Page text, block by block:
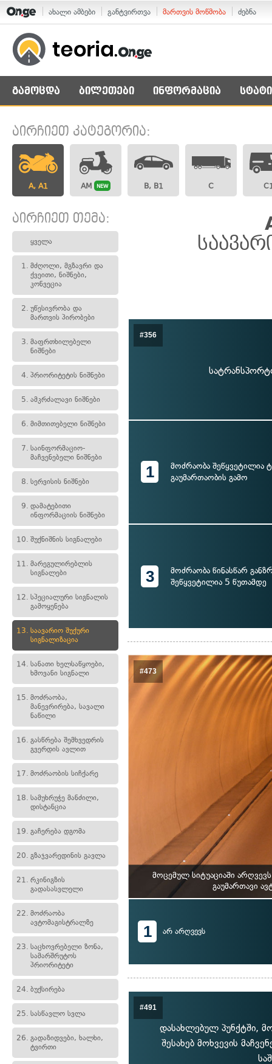
ახალი ამბები განტვირთვა მართვის მოწმობა ძებნა
გამოცდა ბილეთები ინფორმაცია
აირჩიეთ კატეგორია:
A, A1 AM NEW B, B1 C
აირჩიეთ თემა:
ყველა
1. მძღოლი, მგზავრი და
ქვეითი, ნიშნები,
კონვეცია
2. უწესივრობა და
მართვის პირობები
3. მაფრთხილებელი
ნიშნები
4. პრიორიტეტის ნიშნები
5. ამკრძალავი ნიშნები
6. მიმთითებელი ნიშნები
7. საინფორმაციო-
მაჩვენებელი ნიშნები
8. სერვისის ნიშნები
9. დამატებითი
ინფორმაციის ნიშნები
10. შუქნიშნის სიგნალები
11. მარეგულირებლის
სიგნალები
12. სპეციალური სიგნალის
გამოყენება
13. საავარიო შუქური
სიგნალიზაცია
14. სანათი ხელსაწყოები,
ხმოვანი სიგნალი
15. მოძრაობა,
მანევრირება, სავალი
ნაწილი
16. გასწრება შემხვედრის
გვერდის ავლით
17. მოძრაობის სიჩქარე
18. სამუხრუჭე მანძილი,
დისტანცია
19. გაჩერება დგომა
20. გზაჯვარედინის გავლა
21. რკინიგზის
გადასასვლელი
22. მოძრაობა
ავტომაგისტრალზე
23. საცხოვრებელი ზონა,
სამარშრუტოს
პრიორიტეტი
24. ბუქსირება
25. სასწავლო სვლა
26. გადაზიდვები, ხალხი,
ტვირთი
#356
1
მოძრაობა შეწყვეტილია
გაუმართაობის გამო
3
მოძრაობა წინასწარ
შეწყვეტილია 5 წუთამდე
#473
მოცემულ სიტუაციაში
გაუმართავი
1 არ არღვევს
#491
დასახლებულ პუნქტში,
შესახებ მოხვევის